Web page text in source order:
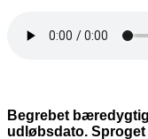
Begrebet
udløbsdato.